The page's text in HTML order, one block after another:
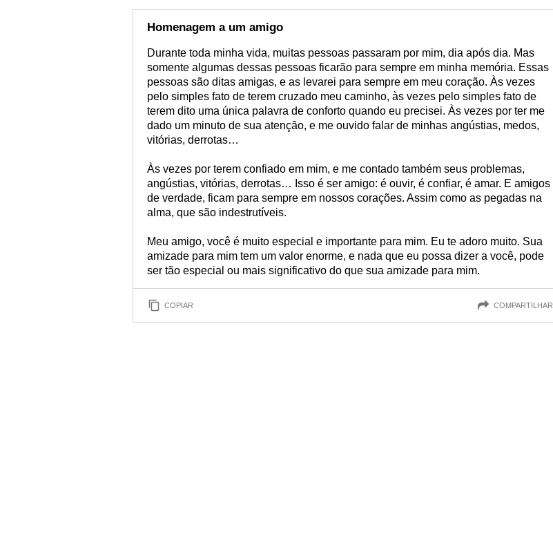
Homenagem a um amigo
Durante toda minha vida, muitas pessoas passaram por mim, dia após dia. Mas
somente algumas dessas pessoas ficarão para sempre em minha memória. Essas
pessoas são ditas amigas, e as levarei para sempre em meu coração. Às vezes
pelo simples fato de terem cruzado meu caminho, às vezes pelo simples fato de
terem dito uma única palavra de conforto quando eu precisei. Às vezes por ter me
dado um minuto de sua atenção, e me ouvido falar de minhas angústias, medos,
vitórias, derrotas…
Às vezes por terem confiado em mim, e me contado também seus problemas,
angústias, vitórias, derrotas… Isso é ser amigo: é ouvir, é confiar, é amar. E amigos
de verdade, ficam para sempre em nossos corações. Assim como as pegadas na
alma, que são indestrutíveis.
Meu amigo, você é muito especial e importante para mim. Eu te adoro muito. Sua
amizade para mim tem um valor enorme, e nada que eu possa dizer a você, pode
ser tão especial ou mais significativo do que sua amizade para mim.
COPIAR COMPARTILHAR